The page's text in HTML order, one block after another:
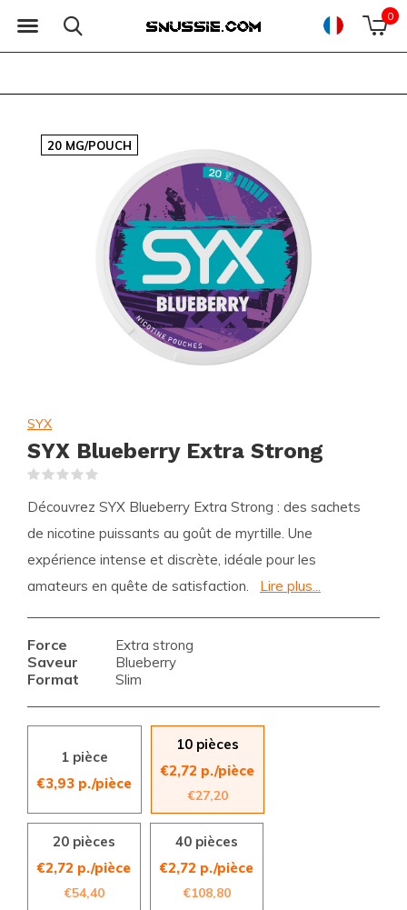
0
20 MG/POUCH
SYX
SYX Blueberry Extra Strong
Découvrez SYX Blueberry Extra Strong : des sachets
de nicotine puissants au goût de myrtille. Une
expérience intense et discrète, idéale pour les
amateurs en quête de satisfaction.
Lire plus...
Force Extra strong
Saveur Blueberry
Format Slim
1 pièce
€3,93 p./pièce
10 pièces
€2,72 p./pièce
€27,20
20 pièces
€2,72 p./pièce
€54,40
40 pièces
€2,72 p./pièce
€108,80